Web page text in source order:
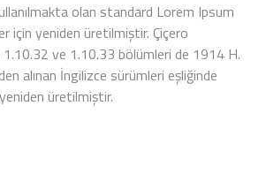
olan standard Lorem Ipsum
için yeniden üretilmiştir. Çiçero
1.10.32 ve 1.10.33 bölümleri de 1914 H.
alınan İngilizce sürümleri eşliğinde
üretilmiştir.